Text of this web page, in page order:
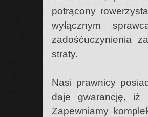
potrącony
wyłącznym
zadośćuczynienia
straty.
Nasi prawnicy
daje gwarancję, iż
Zapewniamy